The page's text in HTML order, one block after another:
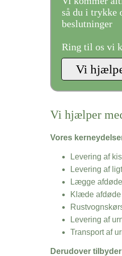
så du i trykke
beslutninger
Ring til os vi
Vi hjælper
Vores
Levering af
Levering af
Lægge
Klæde afdøde
Levering af
Transport af
Derudover